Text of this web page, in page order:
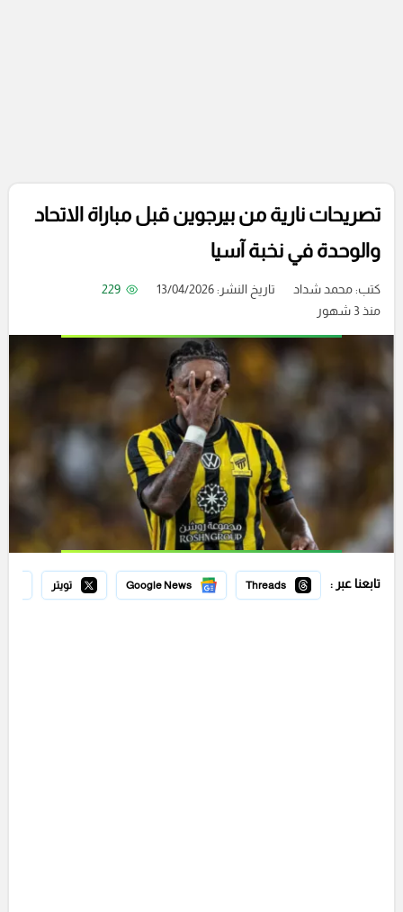
تصريحات نارية من بيرجوين قبل مباراة الاتحاد
والوحدة في نخبة آسيا
كتب:محمد شداد تاريخ النشر: 13/04/2026
229
منذ 3 شهور
تابعنا عبر : Threads
Google News تويتر